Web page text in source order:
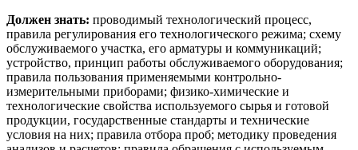
Должен знать: проводимый технологический процесс,
правила регулирования его технологического режима; схему
обслуживаемого участка, его арматуры и коммуникаций;
устройство, принцип работы обслуживаемого оборудования;
правила пользования применяемыми контрольно-
измерительными приборами; физико-химические и
технологические свойства используемого сырья и готовой
продукции, государственные стандарты и технические
условия на них; правила отбора проб; методику проведения